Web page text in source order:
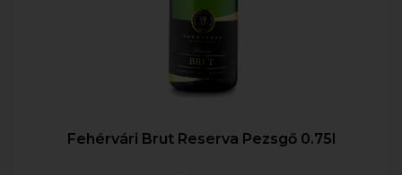
Fehérvári Brut Reserva Pezsgő 0.75l